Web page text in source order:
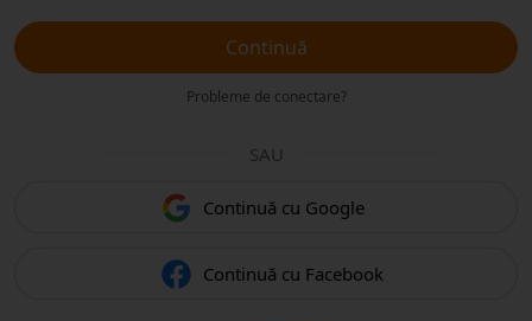
Continuă
Probleme de conectare?
SAU
Continuă cu Google
Continuă cu Facebook